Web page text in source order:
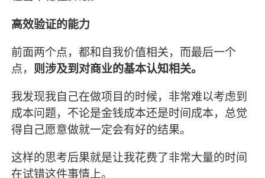
高效验证的能力
前面两个点，都和自我价值相关，而最后一个
点， 则涉及到对商业的基本认知相关。
我发现我自己在做项目的时候，非常难以考虑到
成本问题，不论是金钱成本还是时间成本，总觉
得自己愿意做就一定会有好的结果。
这样的思考后果就是让我花费了非常大量的时间
在试错这件事情上。